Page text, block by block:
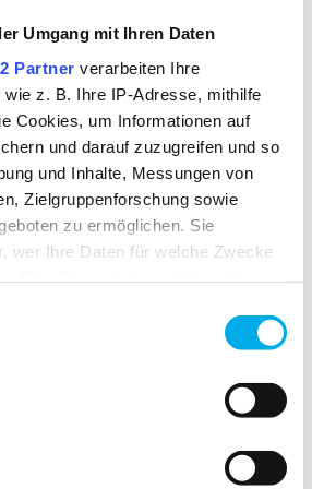
Umgang mit Ihren Daten
Partner verarbeiten Ihre
wie z. B. Ihre IP-Adresse, mithilfe
Cookies, um Informationen auf
und darauf zuzugreifen und so
und Inhalte, Messungen von
Zielgruppenforschung sowie
zu ermöglichen. Sie
wer Ihre Daten für welche Zwecke
oder widerrufen
über Ihre geografische Lage
MULTI-RISK